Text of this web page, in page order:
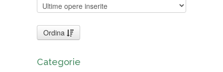
Ordina
Categorie